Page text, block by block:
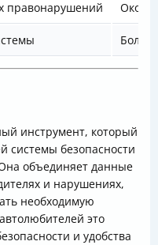
правонарушений Около
Более
инструмент, который
системы безопасности
объединяет данные
и нарушениях,
необходимую
это
и удобства